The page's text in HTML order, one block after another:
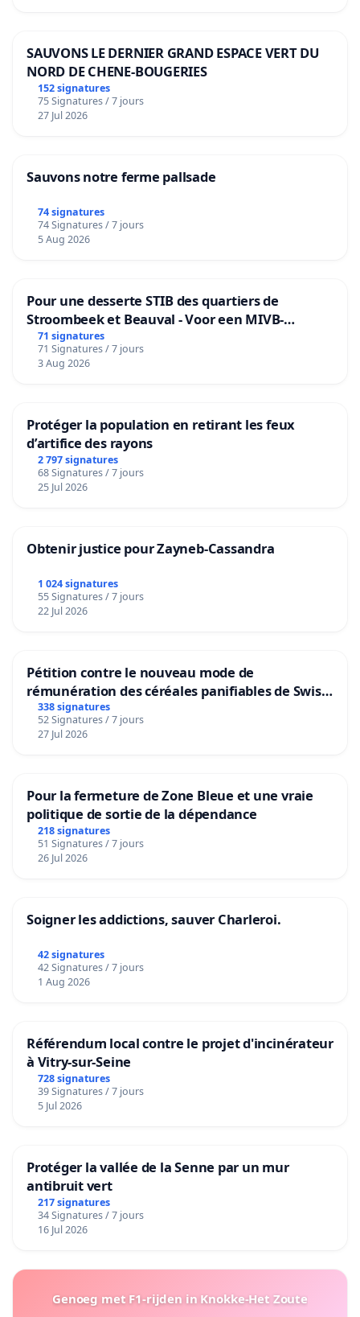
SAUVONS LE DERNIER GRAND ESPACE VERT DU
NORD DE CHENE-BOUGERIES
152 signatures
75 Signatures / 7 jours
27 Jul 2026
Sauvons notre ferme pallsade
74 signatures
74 Signatures / 7 jours
5 Aug 2026
Pour une desserte STIB des quartiers de
Stroombeek et Beauval - Voor een MIVB-
bediening van de wijken Strombeek en Het
Voor
71 signatures
71 Signatures / 7 jours
3 Aug 2026
Protéger la population en retirant les feux
d’artifice des rayons
2 797 signatures
68 Signatures / 7 jours
25 Jul 2026
Obtenir justice pour Zayneb-Cassandra
1 024 signatures
55 Signatures / 7 jours
22 Jul 2026
Pétition contre le nouveau mode de
rémunération des céréales panifiables de Swiss
granum basé sur la teneur en protéines
338 signatures
52 Signatures / 7 jours
27 Jul 2026
Pour la fermeture de Zone Bleue et une vraie
politique de sortie de la dépendance
218 signatures
51 Signatures / 7 jours
26 Jul 2026
Soigner les addictions, sauver Charleroi.
42 signatures
42 Signatures / 7 jours
1 Aug 2026
Référendum local contre le projet d'incinérateur
à Vitry-sur-Seine
728 signatures
39 Signatures / 7 jours
5 Jul 2026
Protéger la vallée de la Senne par un mur
antibruit vert
217 signatures
34 Signatures / 7 jours
16 Jul 2026
Genoeg met F1-rijden in Knokke-Het Zoute